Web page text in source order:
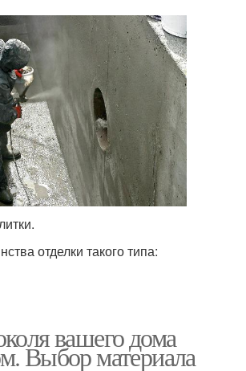
отделки такого типа:
вашего дома
Выбор материала